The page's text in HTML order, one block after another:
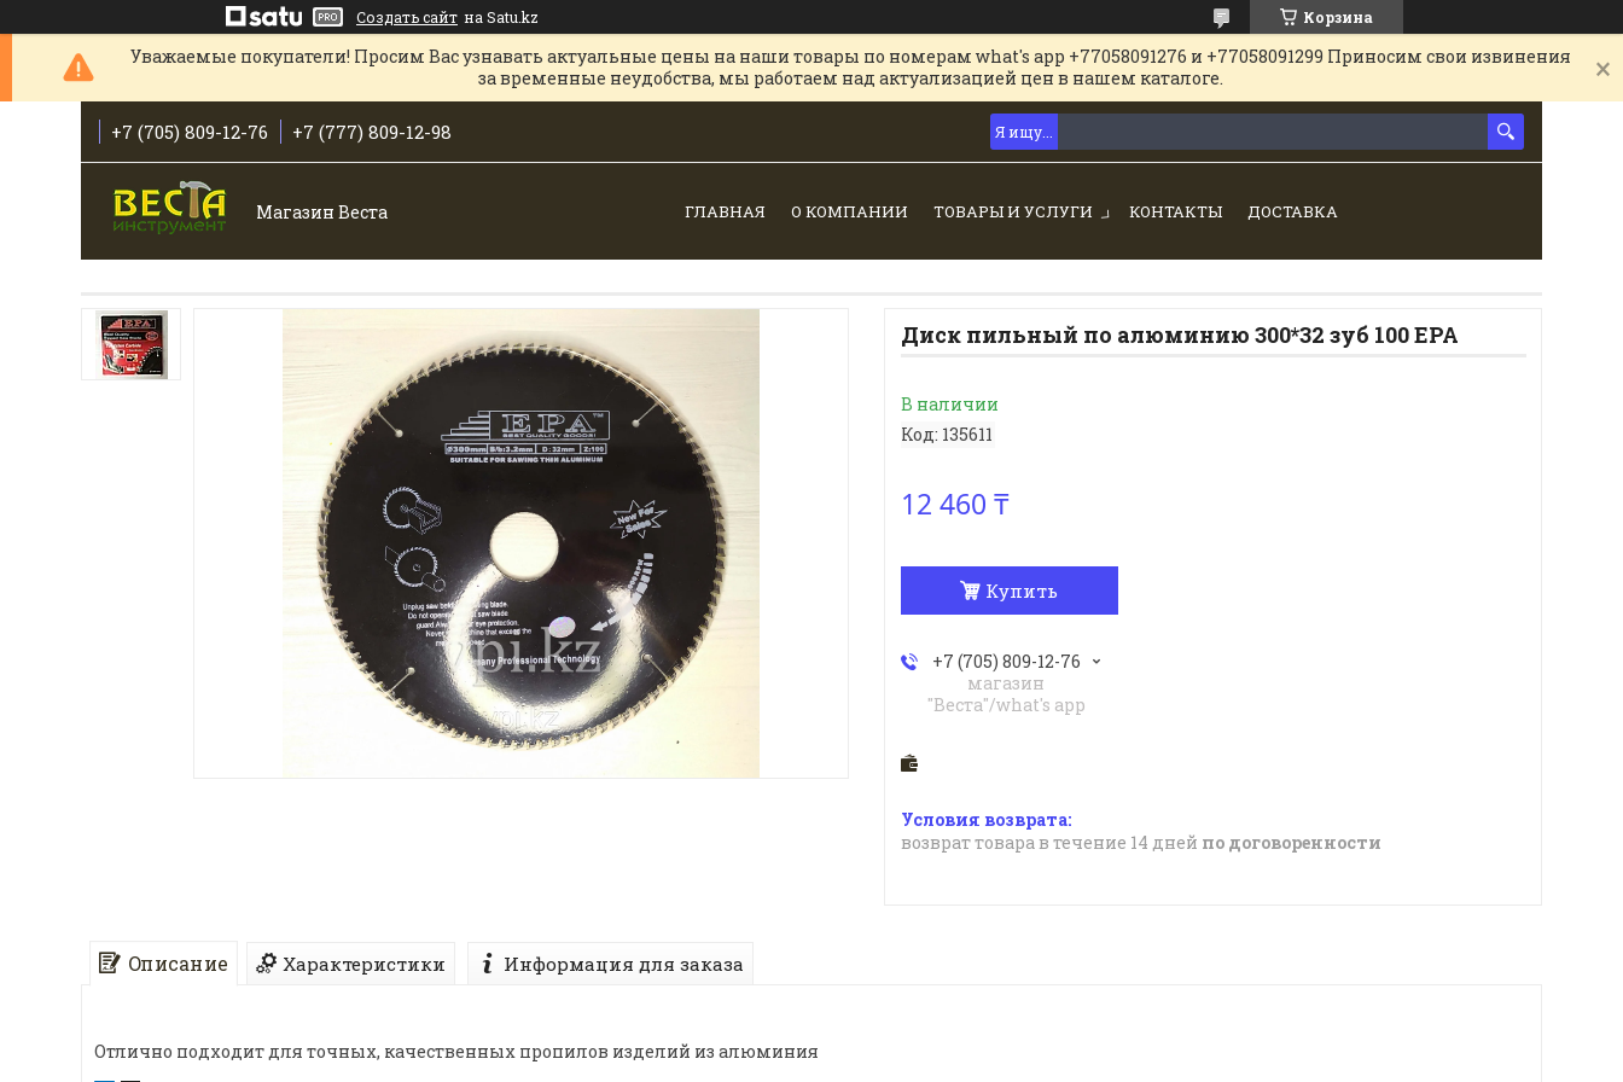
Создать сайт на Satu.kz Корзина
Уважаемые покупатели! Просим Вас узнавать актуальные цены на наши товары по номерам what's app +77058091276 и +77058091299 Приносим свои извинения
за временные неудобства, мы работаем над актуализацией цен в нашем каталоге.
+7 (705) 809-12-76 +7 (777) 809-12-98
Магазин Веста ГЛАВНАЯ О КОМПАНИИ ТОВАРЫ И УСЛУГИ КОНТАКТЫ ДОСТАВКА
Диск пильный по алюминию 300*32 зуб 100 EPA
В наличии
Код: 135611
12 460 ₸
Купить
+7 (705) 809-12-76
магазин
"Веста"/what's app
возврат товара в течение 14 дней по договоренности
Описание Характеристики Информация для заказа
Отлично подходит для точных, качественных пропилов изделий из алюминия